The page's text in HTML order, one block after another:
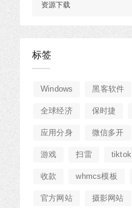
资源下载
标签
Windows 黑客软件
全球经济 保时捷
应用分身 微信多开
游戏 扫雷 tiktok
收款 whmcs模板
官方网站 摄影网站